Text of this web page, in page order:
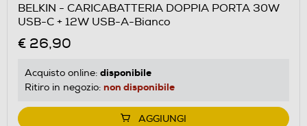
BELKIN - CARICABATTERIA DOPPIA PORTA 30W
USB-C + 12W USB-A-Bianco
€ 26,90
Acquisto online: disponibile
Ritiro in negozio: non disponibile
AGGIUNGI